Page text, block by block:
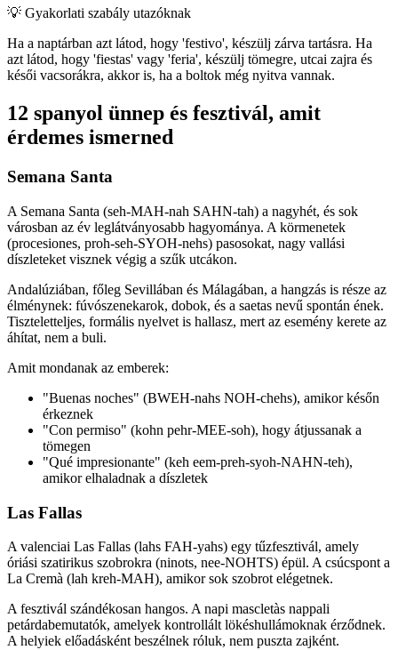
💡 Gyakorlati szabály utazóknak
Ha a naptárban azt látod, hogy 'festivo', készülj zárva tartásra. Ha
azt látod, hogy 'fiestas' vagy 'feria', készülj tömegre, utcai zajra és
késői vacsorákra, akkor is, ha a boltok még nyitva vannak.
12 spanyol ünnep és fesztivál, amit
érdemes ismerned
Semana Santa
A Semana Santa (seh-MAH-nah SAHN-tah) a nagyhét, és sok
városban az év leglátványosabb hagyománya. A körmenetek
(procesiones, proh-seh-SYOH-nehs) pasosokat, nagy vallási
díszleteket visznek végig a szűk utcákon.
Andalúziában, főleg Sevillában és Málagában, a hangzás is része az
élménynek: fúvószenekarok, dobok, és a saetas nevű spontán ének.
Tiszteletteljes, formális nyelvet is hallasz, mert az esemény kerete az
áhítat, nem a buli.
Amit mondanak az emberek:
"Buenas noches" (BWEH-nahs NOH-chehs), amikor későn
érkeznek
"Con permiso" (kohn pehr-MEE-soh), hogy átjussanak a
tömegen
"Qué impresionante" (keh eem-preh-syoh-NAHN-teh),
amikor elhaladnak a díszletek
Las Fallas
A valenciai Las Fallas (lahs FAH-yahs) egy tűzfesztivál, amely
óriási szatirikus szobrokra (ninots, nee-NOHTS) épül. A csúcspont a
La Cremà (lah kreh-MAH), amikor sok szobrot elégetnek.
A fesztivál szándékosan hangos. A napi mascletàs nappali
petárdabemutatók, amelyek kontrollált lökéshullámoknak érződnek.
A helyiek előadásként beszélnek róluk, nem puszta zajként.